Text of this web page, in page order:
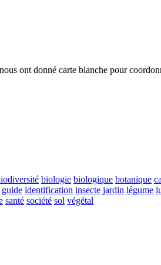
ont donné carte blanche pour
biologie biologique botanique
guide identification insecte jardin légume
santé société sol végétal